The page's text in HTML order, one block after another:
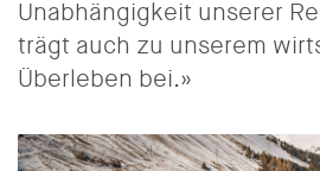
Unabhängigkeit unserer
trägt auch zu unserem
Überleben bei.»